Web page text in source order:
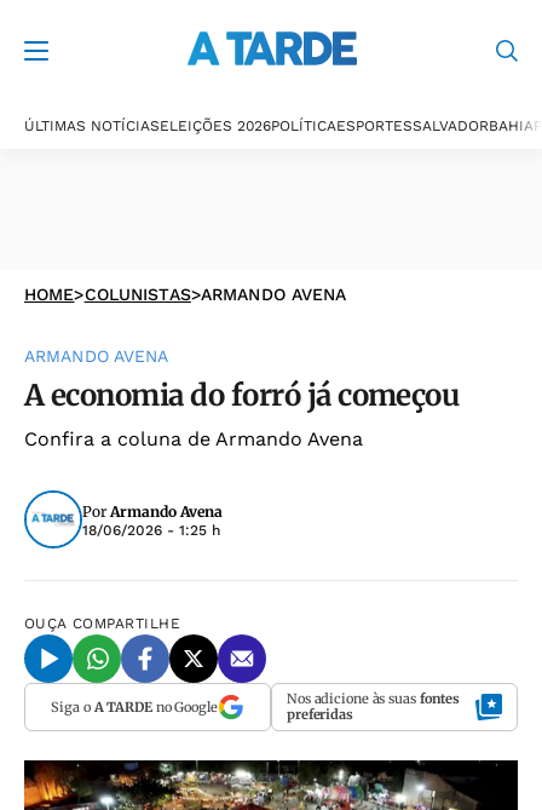
ÚLTIMAS NOTÍCIASELEIÇÕES 2026POLÍTICAESPORTESSALVADORBAHIA
HOME>COLUNISTAS>ARMANDO AVENA
ARMANDO AVENA
A economia do forró já começou
Confira a coluna de Armando Avena
PorArmando Avena
18/06/2026 - 1:25 h
OUÇA COMPARTILHE
Siga o A TARDEno Google Nos adicione às suas fontes
preferidas